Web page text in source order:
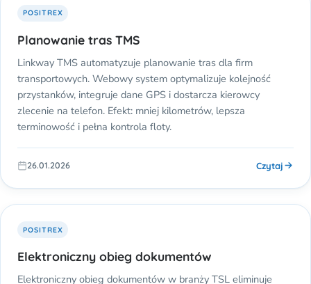
POSITREX
Planowanie tras TMS
Linkway TMS automatyzuje planowanie tras dla firm
transportowych. Webowy system optymalizuje kolejność
przystanków, integruje dane GPS i dostarcza kierowcy
zlecenie na telefon. Efekt: mniej kilometrów, lepsza
terminowość i pełna kontrola floty.
26.01.2026 Czytaj
POSITREX
Elektroniczny obieg dokumentów
Elektroniczny obieg dokumentów w branży TSL eliminuje